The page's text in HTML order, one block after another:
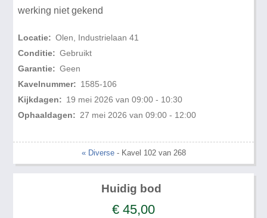
werking niet gekend
Locatie: Olen, Industrielaan 41
Conditie: Gebruikt
Garantie: Geen
Kavelnummer: 1585-106
Kijkdagen: 19 mei 2026 van 09:00 - 10:30
Ophaaldagen: 27 mei 2026 van 09:00 - 12:00
« Diverse- Kavel 102 van 268
Huidig bod
€ 45,00